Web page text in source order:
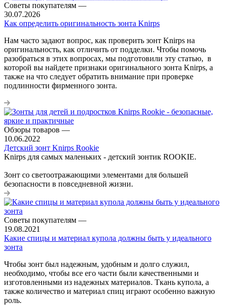
Советы покупателям —
30.07.2026
Как определить оригинальность зонта Knirps
Нам часто задают вопрос, как проверить зонт Knirps на
оригинальность, как отличить от подделки. Чтобы помочь
разобраться в этих вопросах, мы подготовили эту статью, в
которой вы найдете признаки оригинального зонта Knirps, а
также на что следует обратить внимание при проверке
подлинности фирменного зонта.
Обзоры товаров —
10.06.2022
Детский зонт Knirps Rookie
Knirps для самых маленьких - детский зонтик ROOKIE.
Зонт со светоотражающими элементами для большей
безопасности в повседневной жизни.
Советы покупателям —
19.08.2021
Какие спицы и материал купола должны быть у идеального
зонта
Чтобы зонт был надежным, удобным и долго служил,
необходимо, чтобы все его части были качественными и
изготовленными из надежных материалов. Ткань купола, а
также количество и материал спиц играют особенно важную
роль.